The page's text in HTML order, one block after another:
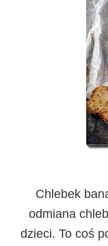
Chlebek
odmiana
dzieci. To coś